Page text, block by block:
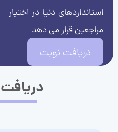
استانداردهای دنیا در اختیار
مراجعین قرار می دهد.
دریافت نوبت
دریافت